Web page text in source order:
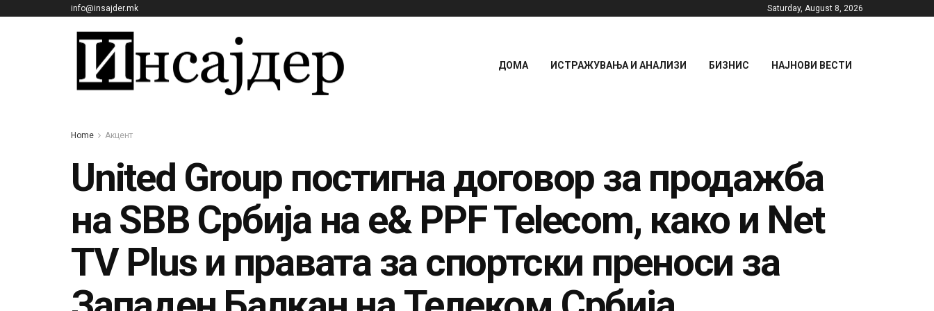
info@insajder.mk Saturday, August 8, 2026
ДОМА ИСТРАЖУВАЊА И АНАЛИЗИ БИЗНИС НАЈНОВИ ВЕСТИ
Home Акцент
United Group постигна договор за продажба
на SBB Србија на e& PPF Telecom, како и Net
TV Plus и правата за спортски преноси за